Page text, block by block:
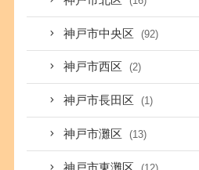
神戸市中央区 (92)
神戸市西区 (2)
神戸市長田区 (1)
神戸市灘区 (13)
神戸市東灘区